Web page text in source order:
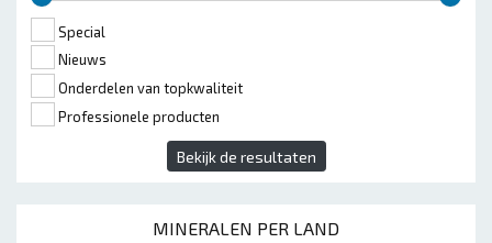
Special
Nieuws
Onderdelen van topkwaliteit
Professionele producten
Bekijk de resultaten
MINERALEN PER LAND